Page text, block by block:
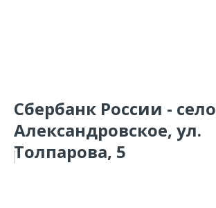
Сбербанк России - село
Александровское, ул.
Толпарова, 5